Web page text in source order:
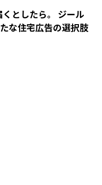
としたら。 ジール
な住宅広告の選択肢